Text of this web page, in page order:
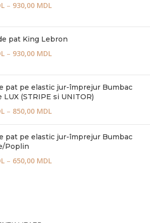
– 930,00 MDL
pat King Lebron
– 930,00 MDL
pat pe elastic jur-împrejur Bumbac
LUX (STRIPE si UNITOR)
– 850,00 MDL
pat pe elastic jur-împrejur Bumbac
Poplin
– 650,00 MDL